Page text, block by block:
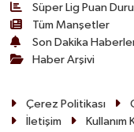
Süper Lig Puan
Tüm Manşetler
Son Dakika
Haber Arşivi
Çerez Politikası
İletişim
Kullanım